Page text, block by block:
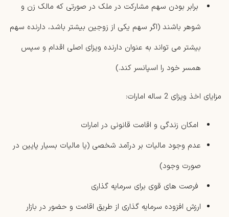
برابر بودن سهم مشارکت در ملک در صورتی که مالک زن و
شوهر باشند (اگر سهم یکی از زوجین بیشتر باشد، دارنده‌ سهم
بیشتر می ‌تواند به ‌عنوان دارنده ویزای اصلی اقدام و سپس
همسر خود را اسپانسر کند.)
مزایای اخذ ویزای 2 ساله امارات:
امکان زندگی و اقامت قانونی در امارات
عدم وجود مالیات بر درآمد شخصی (یا مالیات بسیار پایین در
صورت وجود)
فرصت‌ های قوی برای سرمایه‌ گذاری
ارزش ‌افزوده سرمایه‌ گذاری از طریق اقامت و حضور در بازار